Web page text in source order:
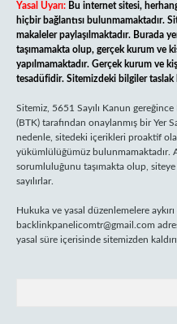
Yasal Uyarı: Bu internet sitesi,
hiçbir bağlantısı bulunmamaktadır.
makaleler paylaşılmaktadır. Burada
taşımamakta olup, gerçek kurum ve
yapılmamaktadır. Gerçek kurum ve
tesadüfidir. Sitemizdeki bilgiler taslak
Sitemiz, 5651 Sayılı Kanun
(BTK) tarafından onaylanmış bir Yer
nedenle, sitedeki içerikleri proaktif
yükümlülüğümüz bulunmamaktadır.
sorumluluğunu taşımakta olup,
sayılırlar.
Hukuka ve yasal düzenlemelere
backlinkpanelicomtr@gmail.com
yasal süre içerisinde sitemizden